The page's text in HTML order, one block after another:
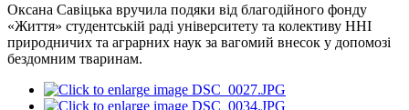
Оксана Савіцька вручила подяки від благодійного фонду
«Життя» студентській раді університету та колективу ННІ
природничих та аграрних наук за вагомий внесок у допомозі
бездомним тваринам.